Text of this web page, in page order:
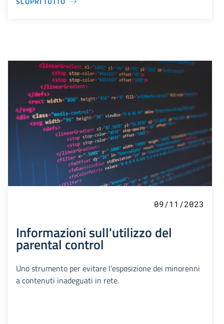
09/11/2023
Informazioni sull'utilizzo del
parental control
Uno strumento per evitare l’esposizione dei minorenni
a contenuti inadeguati in rete.